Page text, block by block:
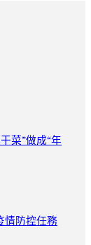
菜”做成“年
情防控任務